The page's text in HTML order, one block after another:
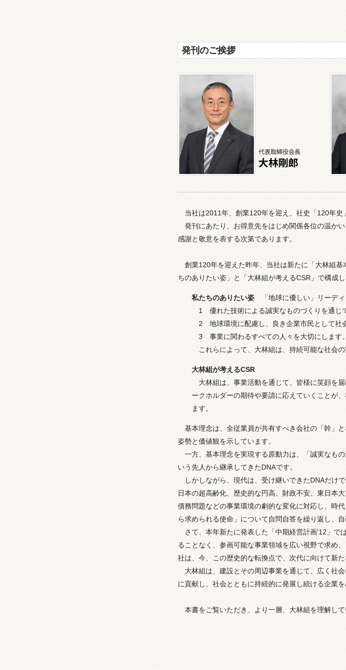
発刊のご挨拶
当社は2011年、創業120年を迎え、社史「120年史
発刊にあたり、お得意先をはじめ関係各位の温か
感謝と敬意を表する次第であります。
創業120年を迎えた昨年、当社は新たに「大林組
ちのありたい姿」と「大林組が考えるCSR」で構成
私たちのありたい姿 「地球に優しい」リーディ
1 優れた技術による誠実なものづくりを通じ
2 地球環境に配慮し、良き企業市民として社
3 事業に関わるすべての人々を大切にします。
これらによって、大林組は、持続可能な社会の
大林組が考えるCSR
大林組は、事業活動を通じて、皆様に笑顔を
ークホルダーの期待や要請に応えていくことが
ます。
基本理念は、全従業員が共有すべき会社の「幹」
姿勢と価値観を示しています。
一方、基本理念を実現する原動力は、「誠実なも
いう先人から継承してきたDNAです。
しかしながら、現代は、受け継いできたDNAだけ
日本の超高齢化、歴史的な円高、財政不安、東日本
債務問題などの事業環境の劇的な変化に対応し、時
ら求められる使命」について自問自答を繰り返し、
さて、本年新たに発表した「中期経営計画'12」で
ることなく、参画可能な事業領域を広い視野で求め
社は、今、この歴史的な転換点で、次代に向けて新た
大林組は、建設とその周辺事業を通じて、広く社
に貢献し、社会とともに持続的に発展し続ける企業を
本書をご覧いただき、より一層、大林組を理解し